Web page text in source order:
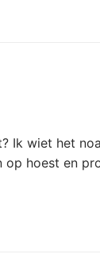
Ik wiet het
op hoest en